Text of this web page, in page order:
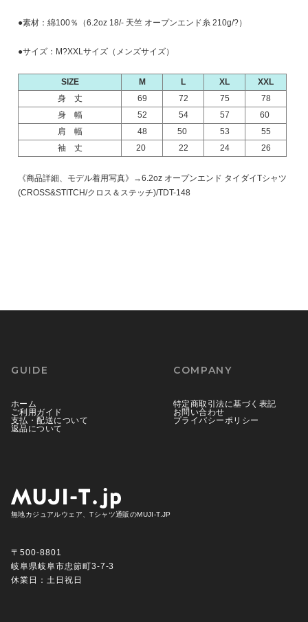
●素材：綿100％（6.2oz 18/- 天竺 オープンエンド糸 210g/?）
●サイズ：M?XXLサイズ（メンズサイズ）
SIZE M L XL
XXL
身 丈
69 72 75
78
身 幅
52 54 57
60
肩 幅
48 50 53
55
袖 丈
20 22 24 26
《商品詳細、モデル着用写真》→6.2oz オープンエンド タイダイTシャツ
(CROSS&STITCH/クロス＆ステッチ)/TDT-148
無地カジュアルウェア、Tシャツ通販のMUJI-T.JP
〒500-8801
岐阜県岐阜市忠節町3-7-3
休業日：土日祝日
GUIDE
ホーム
ご利用ガイド
支払・配送について
返品について
COMPANY
特定商取引法に基づく表記
お問い合わせ
プライバシーポリシー